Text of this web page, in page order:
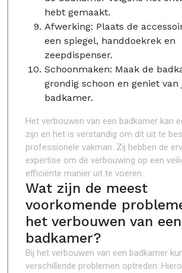
hebt gemaakt.
Afwerking: Plaats de
een spiegel, handdoekrek en
zeepdispenser.
Schoonmaken: Maak de
grondig schoon en geniet van
badkamer.
Het verbouwen van een badkamer kan
zijn en het is verstandig om dit uit te
professionele vakman. Zij hebben de
expertise om de verbouwing op een
efficiënte manier uit te voeren.
Wat zijn de meest
voorkomende
het verbouwen van een
badkamer?
Bij het verbouwen van een badkamer
verschillende problemen optreden.